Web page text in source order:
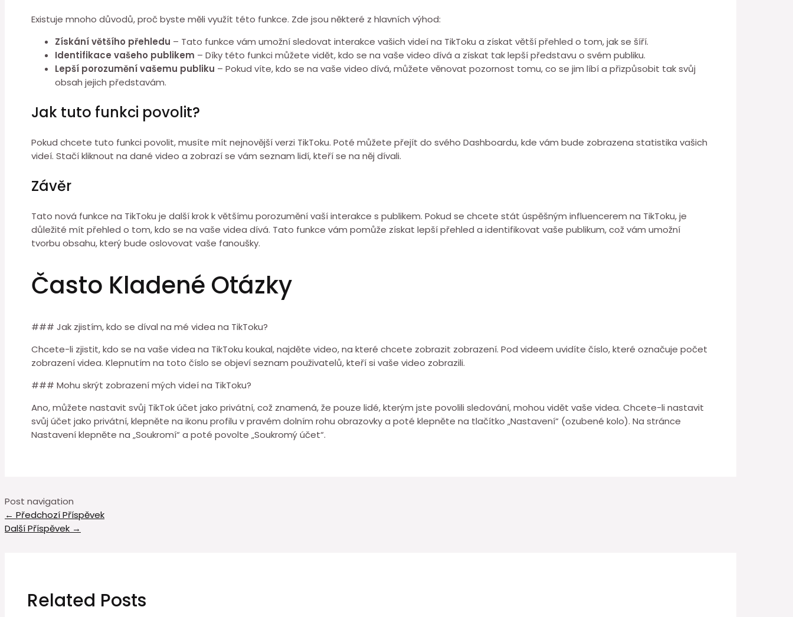
Existuje mnoho důvodů, proč byste měli využít této funkce. Zde jsou některé z hlavních výhod:
Získání většího přehledu – Tato funkce vám umožní sledovat interakce vašich videí na TikToku a získat větší přehled o tom, jak se šíří.
Identifikace vašeho publikem – Díky této funkci můžete vidět, kdo se na vaše video dívá a získat tak lepší představu o svém publiku.
Lepší porozumění vašemu publiku – Pokud víte, kdo se na vaše video dívá, můžete věnovat pozornost tomu, co se jim líbí a přizpůsobit tak svůj
obsah jejich představám.
Jak tuto funkci povolit?
Pokud chcete tuto funkci povolit, musíte mít nejnovější verzi TikToku. Poté můžete přejít do svého Dashboardu, kde vám bude zobrazena statistika vašich
videí. Stačí kliknout na dané video a zobrazí se vám seznam lidí, kteří se na něj dívali.
Závěr
Tato nová funkce na TikToku je další krok k většímu porozumění vaší interakce s publikem. Pokud se chcete stát úspěšným influencerem na TikToku, je
důležité mít přehled o tom, kdo se na vaše videa dívá. Tato funkce vám pomůže získat lepší přehled a identifikovat vaše publikum, což vám umožní
tvorbu obsahu, který bude oslovovat vaše fanoušky.
Často Kladené Otázky
### Jak zjistím, kdo se díval na mé videa na TikToku?
Chcete-li zjistit, kdo se na vaše videa na TikToku koukal, najděte video, na které chcete zobrazit zobrazení. Pod videem uvidíte číslo, které označuje počet
zobrazení videa. Klepnutím na toto číslo se objeví seznam použivatelů, kteří si vaše video zobrazili.
### Mohu skrýt zobrazení mých videí na TikToku?
Ano, můžete nastavit svůj TikTok účet jako privátní, což znamená, že pouze lidé, kterým jste povolili sledování, mohou vidět vaše videa. Chcete-li nastavit
svůj účet jako privátní, klepněte na ikonu profilu v pravém dolním rohu obrazovky a poté klepněte na tlačítko „Nastavení“ (ozubené kolo). Na stránce
Nastavení klepněte na „Soukromí“ a poté povolte „Soukromý účet“.
Post navigation
← Předchozí Příspěvek
Další Příspěvek →
Related Posts